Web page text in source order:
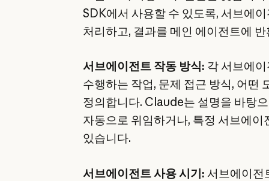
SDK에서 사용할 수 있도록, 서브에
처리하고, 결과를 메인 에이전트에
서브에이전트 작동 방식: 각 서브에
수행하는 작업, 문제 접근 방식, 어떤
정의합니다. Claude는 설명을 바탕
자동으로 위임하거나, 특정 서브에
있습니다.
서브에이전트 사용 시기: 서브에이전